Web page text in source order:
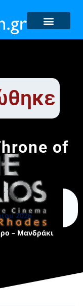
of
2026
– Μανδράκι